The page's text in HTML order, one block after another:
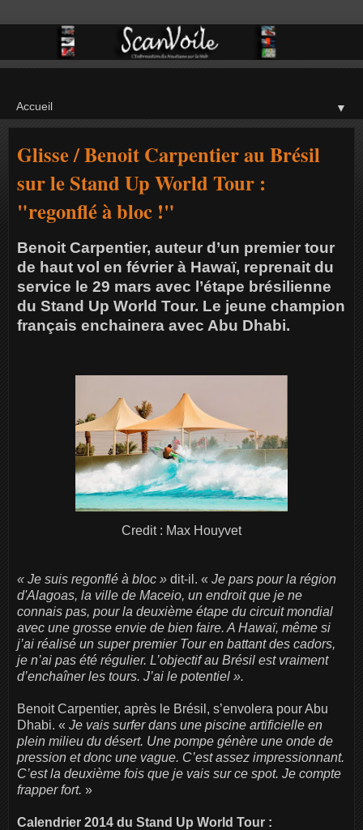
▼
Glisse / Benoit Carpentier au Brésil
sur le Stand Up World Tour :
"regonflé à bloc !"
Benoit Carpentier, auteur d’un premier tour
de haut vol en février à Hawaï, reprenait du
service le 29 mars avec l’étape brésilienne
du Stand Up World Tour. Le jeune champion
français enchainera avec Abu Dhabi.
Credit : Max Houyvet
« Je suis regonflé à bloc » dit-il. « Je pars pour la région
d'Alagoas, la ville de Maceio, un endroit que je ne
connais pas, pour la deuxième étape du circuit mondial
avec une grosse envie de bien faire. A Hawaï, même si
j’ai réalisé un super premier Tour en battant des cadors,
je n’ai pas été régulier. L’objectif au Brésil est vraiment
d’enchaîner les tours. J’ai le potentiel ».
Benoit Carpentier, après le Brésil, s’envolera pour Abu
Dhabi. « Je vais surfer dans une piscine artificielle en
plein milieu du désert. Une pompe génère une onde de
pression et donc une vague. C’est assez impressionnant.
C’est la deuxième fois que je vais sur ce spot. Je compte
frapper fort. »
Calendrier 2014 du Stand Up World Tour :